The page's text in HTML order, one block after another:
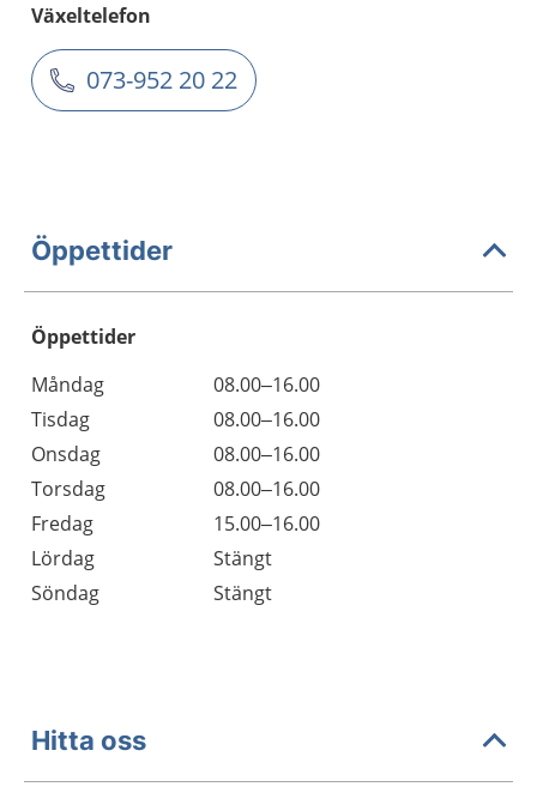
Växeltelefon
073-952 20 22
Öppettider
Öppettider
Dag
Öppettider
Kommentarer
Måndag
08.00–16.00
Tisdag
08.00–16.00
Onsdag
08.00–16.00
Torsdag
08.00–16.00
Fredag
15.00–16.00
Lördag
Stängt
Söndag
Stängt
Hitta oss